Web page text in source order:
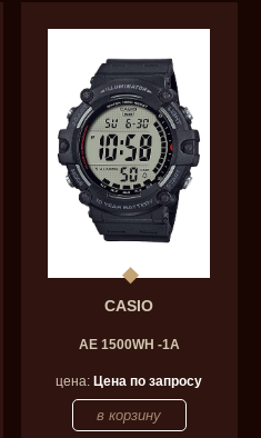
CASIO
AE 1500WH -1A
цена: Цена по запросу